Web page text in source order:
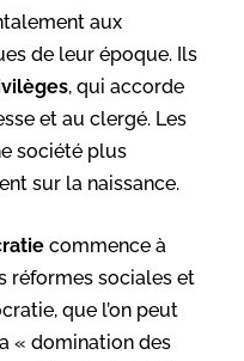
aux
de leur époque. Ils
, qui accorde
et au clergé. Les
société plus
sur la naissance.
commence à
réformes sociales et
que l’on peut
« domination des